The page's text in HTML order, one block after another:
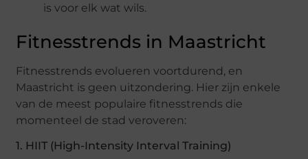
is voor elk wat wils.
Fitnesstrends in Maastricht
Fitnesstrends evolueren voortdurend, en
Maastricht is geen uitzondering. Hier zijn enkele
van de meest populaire fitnesstrends die
momenteel de stad veroveren:
1. HIIT (High-Intensity Interval Training)